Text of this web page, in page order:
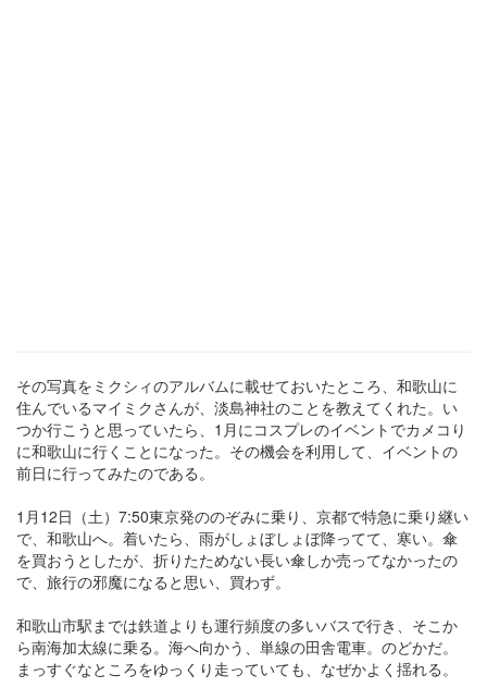
その写真をミクシィのアルバムに載せておいたところ、和歌山に
住んでいるマイミクさんが、淡島神社のことを教えてくれた。い
つか行こうと思っていたら、1月にコスプレのイベントでカメコり
に和歌山に行くことになった。その機会を利用して、イベントの
前日に行ってみたのである。
1月12日（土）7:50東京発ののぞみに乗り、京都で特急に乗り継い
で、和歌山へ。着いたら、雨がしょぼしょぼ降ってて、寒い。傘
を買おうとしたが、折りたためない長い傘しか売ってなかったの
で、旅行の邪魔になると思い、買わず。
和歌山市駅までは鉄道よりも運行頻度の多いバスで行き、そこか
ら南海加太線に乗る。海へ向かう、単線の田舎電車。のどかだ。
まっすぐなところをゆっくり走っていても、なぜかよく揺れる。